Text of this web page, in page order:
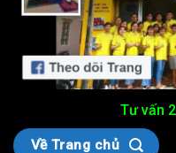
Tư vấn
Về Trang chủ